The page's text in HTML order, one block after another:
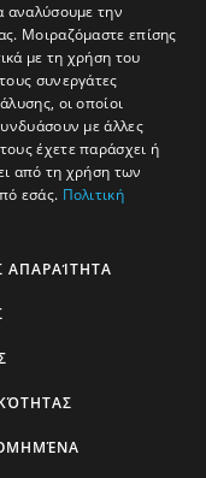
Designed & developed
UP TO 4 KG FOR
αναλύσουμε την
Μοιραζόμαστε επίσης
με τη χρήση του
συνεργάτες
οι οποίοι
με άλλες
έχετε παράσχει ή
από τη χρήση των
εσάς. Πολιτική